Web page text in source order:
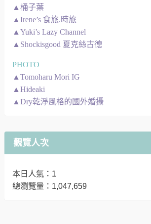
▲桶子葉
▲Irene’s 食旅.時旅
▲Yuki’s Lazy Channel
▲Shockisgood 夏克絲古德
PHOTO
▲Tomoharu Mori IG
▲Hideaki
▲Dry乾淨風格的國外婚攝
觀覽人次
本日人氣：1
總瀏覽量：1,047,659